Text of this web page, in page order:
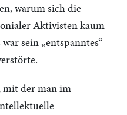
warum sich die
Aktivisten kaum
sein „entspanntes“
mit der man im